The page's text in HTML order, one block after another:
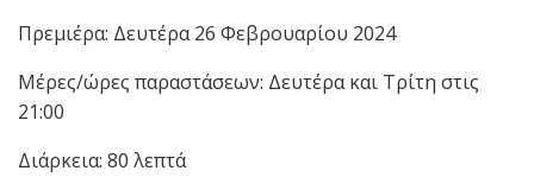
Πρεμιέρα: Δευτέρα 26 Φεβρουαρίου 2024
Μέρες/ώρες παραστάσεων: Δευτέρα και Τρίτη στις
21:00
Διάρκεια: 80 λεπτά